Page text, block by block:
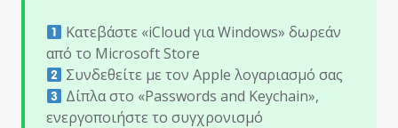
Κατεβάστε «iCloud για Windows» δωρεάν
από το Microsoft Store
Συνδεθείτε με τον Apple λογαριασμό σας
Δίπλα στο «Passwords and Keychain»,
ενεργοποιήστε το συγχρονισμό